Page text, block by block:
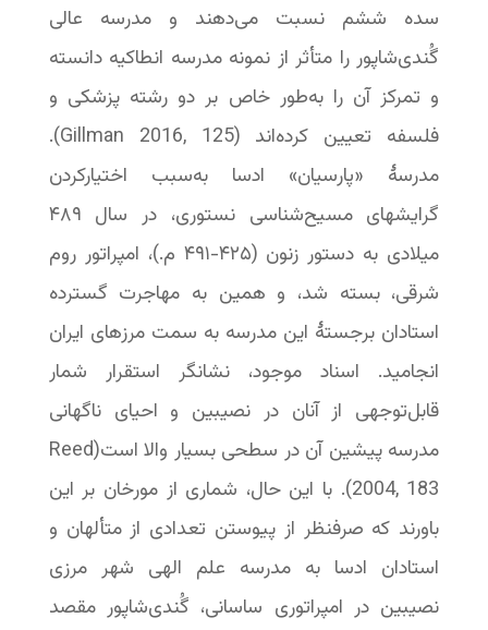
سده ششم نسبت می‌دهند و مدرسه عالی
گُندی‌شاپور را متأثر از نمونه مدرسه انطاکیه دانسته
و تمرکز آن را به‌طور خاص بر دو رشته پزشکی و
فلسفه تعیین کرده‌اند ‬‬‬‬‬‬‬‬‬‬‬‬‬‬‬‬‬‬‬‬‬‬‬‬‬‬‬‬‬‬‬‬‬‬‬‬(Gillman 2016, 125).
مدرسهٔ «پارسیان» ادسا به‌سبب اختیارکردن
گرایشهای مسیح‌شناسی نستوری، در سال ۴۸۹
میلادی به دستور زنون (۴۲۵-‏۴۹۱ م.)، امپراتور روم
شرقی، بسته شد، و همین به مهاجرت گسترده
استادان برجستۀ این مدرسه به سمت مرزهای ایران
انجامید. اسناد موجود، نشانگر استقرار شمار
قابل‌توجهی از آنان در نصیبین و احیای ناگهانی
مدرسه پیشین آن در سطحی بسیار والا است(Reed
2004, 183). با این حال، شماری از مورخان بر این
باورند که صرفنظر از پیوستن تعدادی از متألهان و
استادان ادسا به مدرسه علم الهی شهر مرزی
نصیبین در امپراتوری ساسانی، گُندی‌شاپور مقصد